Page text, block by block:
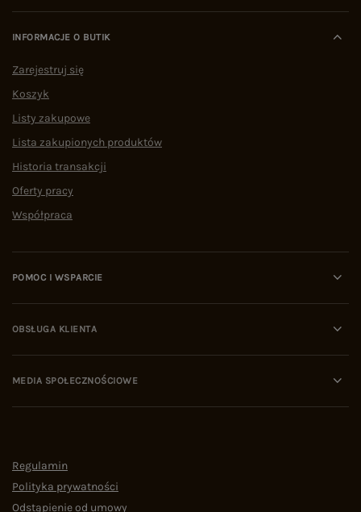
INFORMACJE O BUTIK
Zarejestruj się
Koszyk
Listy zakupowe
Lista zakupionych produktów
Historia transakcji
Oferty pracy
Współpraca
POMOC I WSPARCIE
OBSŁUGA KLIENTA
MEDIA SPOŁECZNOŚCIOWE
Regulamin
Polityka prywatności
Odstąpienie od umowy